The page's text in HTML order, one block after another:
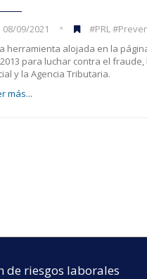
08/09/2021
#PRL
herramienta alojada en la
para luchar contra el
y la Agencia Tributaria.
más...
de riesgos laborales